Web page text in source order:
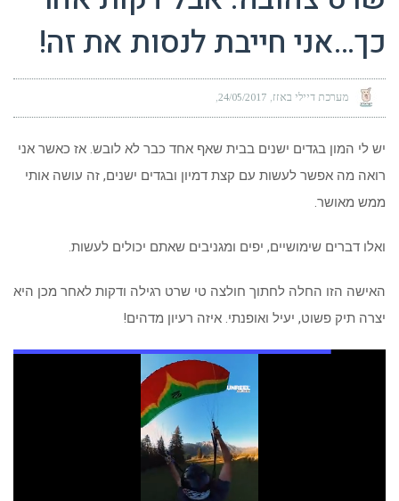
כך…אני חייבת לנסות את זה!
מערכת דיילי באזז 24/05/2017
יש לי המון בגדים ישנים בבית שאף אחד כבר לא לובש. אז כאשר אני
רואה מה אפשר לעשות עם קצת דמיון ובגדים ישנים, זה עושה אותי
ממש מאושר.
ואלו דברים שימושיים, יפים ומגניבים שאתם יכולים לעשות.
האישה הזו החלה לחתוך חולצה טי שרט רגילה ודקות לאחר מכן היא
יצרה תיק פשוט, יעיל ואופנתי. איזה רעיון מדהים!